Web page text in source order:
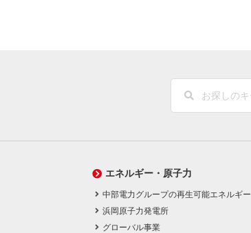
エネルギー・原子力
中部電力グループの再生可能エネルギー
浜岡原子力発電所
グローバル事業